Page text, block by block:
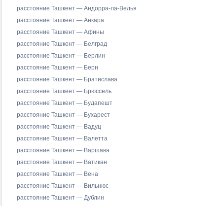
расстояние Ташкент — Андорра-ла-Велья
расстояние Ташкент — Анкара
расстояние Ташкент — Афины
расстояние Ташкент — Белград
расстояние Ташкент — Берлин
расстояние Ташкент — Берн
расстояние Ташкент — Братислава
расстояние Ташкент — Брюссель
расстояние Ташкент — Будапешт
расстояние Ташкент — Бухарест
расстояние Ташкент — Вадуц
расстояние Ташкент — Валетта
расстояние Ташкент — Варшава
расстояние Ташкент — Ватикан
расстояние Ташкент — Вена
расстояние Ташкент — Вильнюс
расстояние Ташкент — Дублин